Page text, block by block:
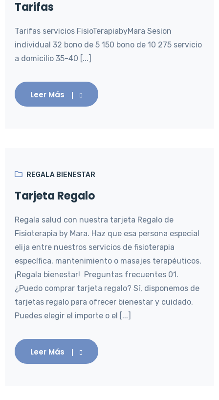
Tarifas
Tarifas servicios FisioTerapiabyMara Sesion
individual 32 bono de 5 150 bono de 10 275 servicio
a domicilio 35-40 [...]
Leer Más
REGALA BIENESTAR
Tarjeta Regalo
Regala salud con nuestra tarjeta Regalo de
Fisioterapia by Mara. Haz que esa persona especial
elija entre nuestros servicios de fisioterapia
específica, mantenimiento o masajes terapéuticos.
¡Regala bienestar! Preguntas frecuentes 01.
¿Puedo comprar tarjeta regalo? Sí, disponemos de
tarjetas regalo para ofrecer bienestar y cuidado.
Puedes elegir el importe o el [...]
Leer Más